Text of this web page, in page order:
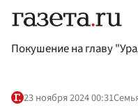
Покушение на главу
23 ноября 2024 00:31